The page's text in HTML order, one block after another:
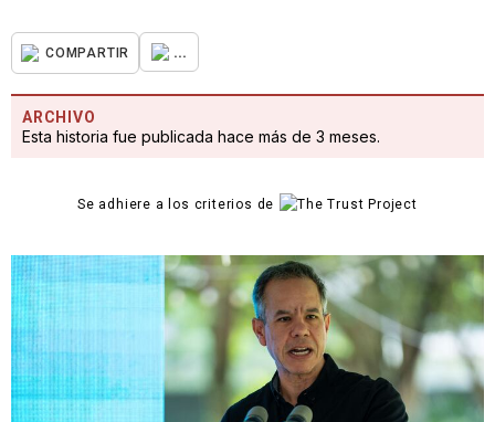
COMPARTIR ...
ARCHIVO
Esta historia fue publicada hace más de 3 meses.
Se adhiere a los criterios de